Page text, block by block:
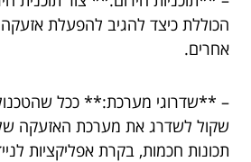
הכוללת כיצד להגיב להפעלת אזעקה
אחרים.
– **שדרוגי מערכת:** ככל
שקול לשדרג את מערכת האזעקה
תכונות חכמות, בקרת אפליקציות